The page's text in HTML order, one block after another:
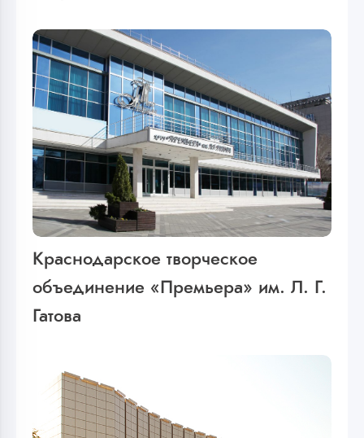
Краснодарское творческое
объединение «Премьера» им. Л. Г.
Гатова